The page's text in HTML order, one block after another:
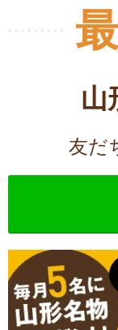
山
友だ